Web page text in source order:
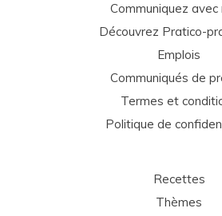
Communiquez avec
Découvrez Pratico-
Emplois
Communiqués de
Termes et
Politique de
Recettes
Thèmes